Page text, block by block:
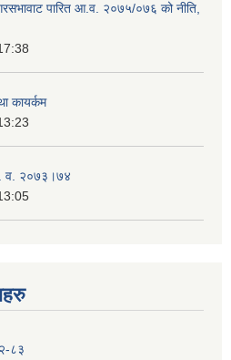
पारित आ.व. २०७५/०७६ को नीति,
कायर्कम
व. २०७३।७४
८३